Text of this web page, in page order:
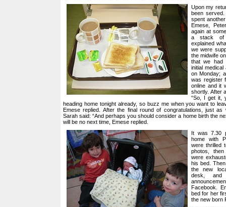
Upon my
been served.
spent
Emese,
again at
a stack of
explained
we were
the midwife
that we had
initial
on Monday;
was register
online and it
shortly. After
“So, I get it,
heading home tonight already, so buzz me when you want to
Emese replied. After the final round of congratulations, just as
Sarah said: “And perhaps you should consider a home birth the
will be no next time, Emese replied.
It was 7.30
home with
were thrilled
photos,
were
his bed.
the new
desk,
Facebook.
bed for her
the new born